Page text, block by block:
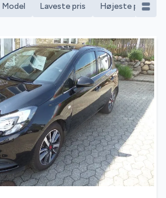
Model Laveste pris Højeste pris